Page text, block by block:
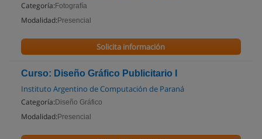
Categoría: Fotografía
Modalidad: Presencial
Solicita información
Curso: Diseño Gráfico Publicitario I
Instituto Argentino de Computación de Paraná
Categoría: Diseño Gráfico
Modalidad: Presencial